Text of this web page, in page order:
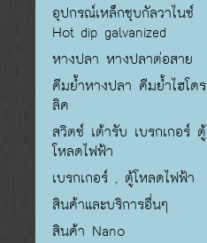
อุปกรณ์เหล็กชุบกัลวาไนซ์
Hot dip galvanized
หางปลา หางปลาต่อสาย
คีมย้ำหางปลา คีมย้ำไฮโดร
ลิค
สวิตซ์ เต้ารับ เบรกเกอร์ ตู้
โหลดไฟฟ้า
เบรกเกอร์ , ตู้โหลดไฟฟ้า
สินค้าและบริการอื่นๆ
สินค้า Nano